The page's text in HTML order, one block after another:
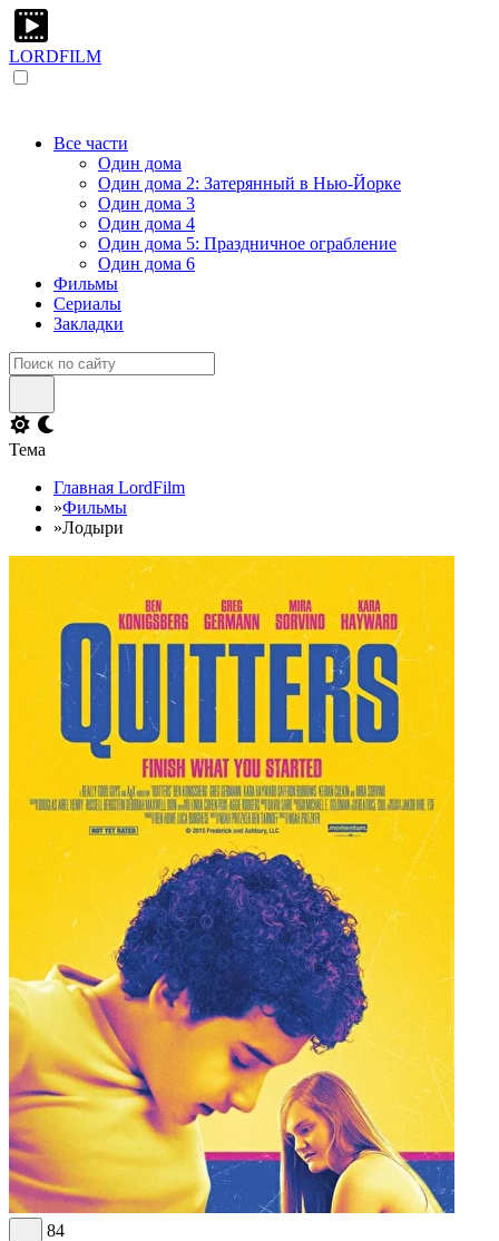
LORDFILM
Все части
Один дома
Один дома 2: Затерянный в Нью-Йорке
Один дома 3
Один дома 4
Один дома 5: Праздничное ограбление
Один дома 6
Фильмы
Сериалы
Закладки
Тема
Главная LordFilm
»Фильмы
»Лодыри
84